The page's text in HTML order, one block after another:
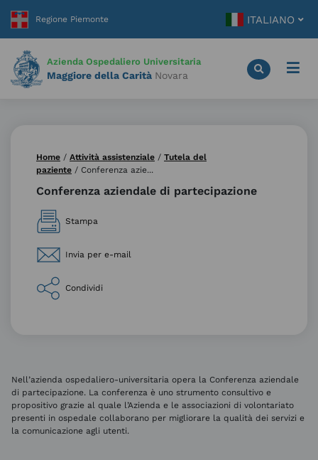
contenuto
ITALIANO
Azienda Ospedaliero Universitaria
Maggiore della Carità Novara
Home / Attività assistenziale / Tutela del
paziente / Conferenza azie...
Conferenza aziendale di partecipazione
Stampa
Invia per e-mail
Condividi
Nell’azienda ospedaliero-universitaria opera la Conferenza aziendale
di partecipazione. La conferenza è uno strumento consultivo e
propositivo grazie al quale l’Azienda e le associazioni di volontariato
presenti in ospedale collaborano per migliorare la qualità dei servizi e
la comunicazione agli utenti.